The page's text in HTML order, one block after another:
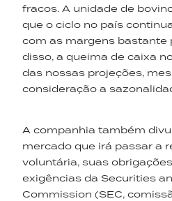
fracos. A unidade de
que o ciclo no país
com as margens bastante
disso, a queima de caixa
das nossas projeções,
consideração a
A companhia também
mercado que irá passar a
voluntária, suas
exigências da Securities
Commission (SEC,